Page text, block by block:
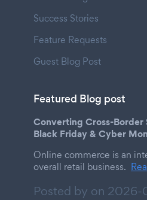
Success Stories
Feature Requests
Guest Blog Post
Featured Blog post
Converting Cross-Border
Black Friday & Cyber
Online commerce is an
overall retail business.
Posted by on 2026-